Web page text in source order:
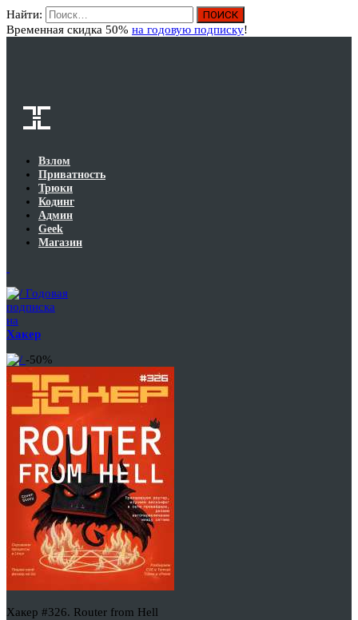
Найти:
Временная скидка 50% на годовую подписку!
Взлом
Приватность
Трюки
Кодинг
Админ
Geek
Магазин
Годовая
подписка
на
Хакер
-50%
Хакер #326. Router from Hell